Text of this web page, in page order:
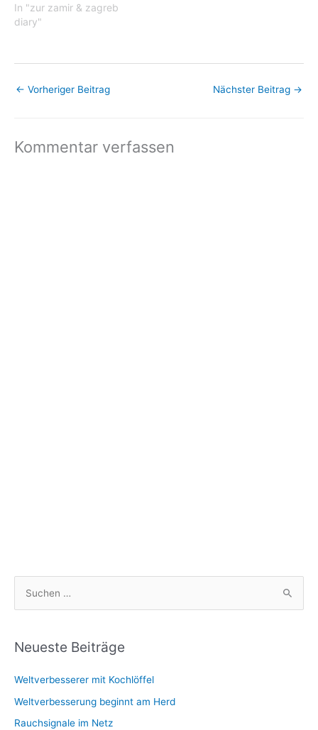
work. As a business
consultant and manager,
I hoped, my organizational
useful.…
In "zur zamir & zagreb
diary"
← Vorheriger Beitrag Nächster Beitrag →
Kommentar verfassen
h
n
n
a
Neueste Beiträge
Weltverbesserer mit Kochlöffel
Weltverbesserung beginnt am Herd
Rauchsignale im Netz